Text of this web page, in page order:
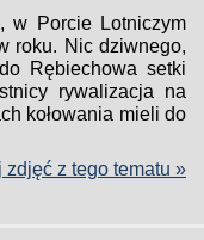
w Porcie Lotniczym
roku. Nic dziwnego,
Rębiechowa setki
rywalizacja na
kołowania mieli do
zdjęć z tego tematu »